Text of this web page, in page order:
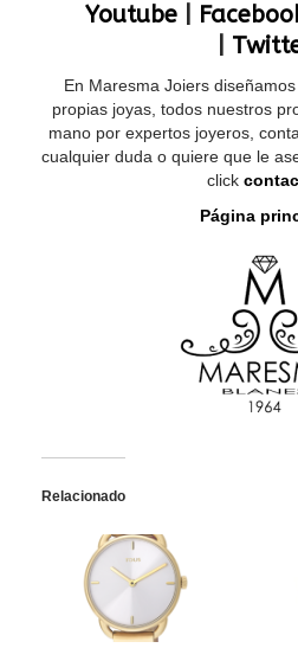
Youtube
En Maresma Joiers
propias joyas, todos nuestros
mano por expertos joyeros,
cualquier duda o quiere que le
click
Página
Relacionado